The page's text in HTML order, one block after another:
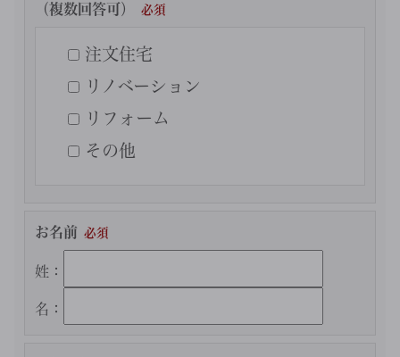
（複数回答可）
注文住宅
リノベーション
リフォーム
その他
お名前
姓：
名：